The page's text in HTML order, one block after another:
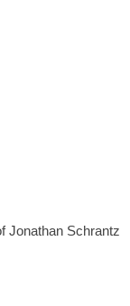
Jonathan Schrantz